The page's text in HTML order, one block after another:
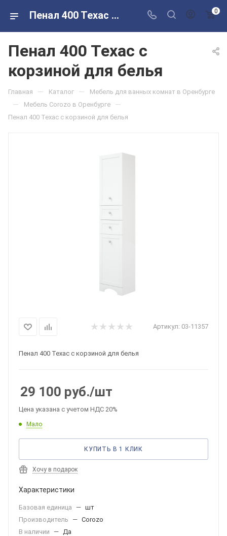
Пенал 400 Техас с корзиной для белья в розничных магазинах Сантехторг 0
Пенал 400 Техас с
корзиной для белья
Главная — Каталог — Мебель для ванных комнат в Оренбурге
— Мебель Corozo в Оренбурге —
Пенал 400 Техас с корзиной для белья
Артикул: 03-11357
Пенал 400 Техас с корзиной для белья
29 100 руб./шт
Цена указана с учетом НДС 20%
Мало
КУПИТЬ В 1 КЛИК
Хочу в подарок
Характеристики
Базовая единица — шт
Производитель
— Corozo
В наличии
— Да